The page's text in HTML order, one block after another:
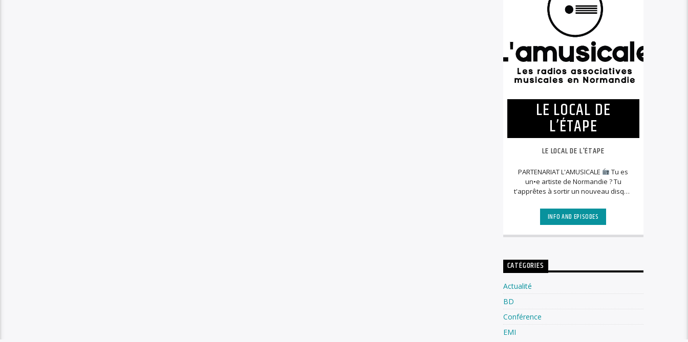
LE LOCAL DE
L’ÉTAPE
LE LOCAL DE L'ÉTAPE
PARTENARIAT L'AMUSICALE
Tu es
un•e artiste de Normandie ? Tu
t'apprêtes à sortir un nouveau disque
date de sortie prévue à
lamusicaleradio@gmail.com On te
avant sur les radios musicales de
INFO AND EPISODES
CATÉGORIES
Actualité
BD
Conférence
EMI